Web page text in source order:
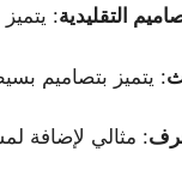
التقليدية:
: يتميز بتصاميم
: مثالي لإضافة